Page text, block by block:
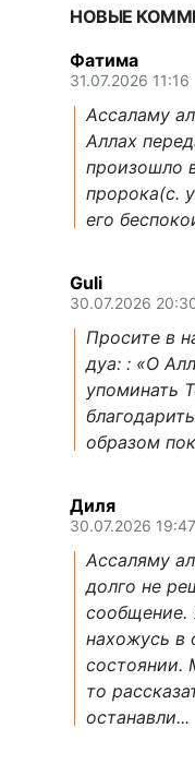
НОВЫЕ
Фатима
31.07.2026 11:16
Ассаламу
Аллах
произошло
пророка(с.
его
Guli
30.07.2026
Просите в
дуа: : «О
упоминать
образом
Диля
30.07.2026 19:47
Ассаляму
долго не
сообщение.
нахожусь в
состоянии.
то
останавли...